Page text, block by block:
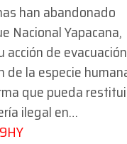
han abandonado
Nacional Yapacana,
de evacuación
la especie
que pueda
ilegal en…